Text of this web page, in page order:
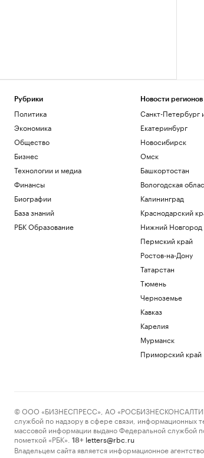
Рубрики
Политика
Экономика
Общество
Бизнес
Технологии и медиа
Финансы
Биографии
База знаний
РБК Образование
Новости регионов
Санкт-Петербург
Екатеринбург
Новосибирск
Омск
Башкортостан
Вологодская
Калининград
Краснодарский
Нижний Новгород
Пермский край
Ростов-на-Дону
Татарстан
Тюмень
Черноземье
Кавказ
Карелия
Мурманск
Приморский край
© ООО «БИЗНЕСПРЕСС», АО «РОСБИЗНЕСКОНСАЛТИНГ»,
службой по надзору в сфере связи, информационных
массовой информации выдано Федеральной службой
пометкой «РБК».
18+ letters@rbc.ru
Владельцем сайта является информационное агентство